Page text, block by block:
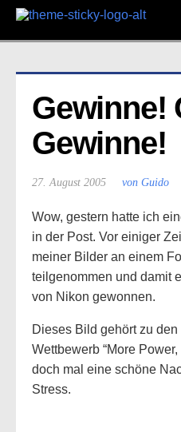
Gewinne!
Gewinne!
27. August 2005 von Guido
Wow, gestern hatte ich
in der Post. Vor einiger
meiner Bilder an einem
teilgenommen und damit
von Nikon gewonnen.
Dieses Bild gehört zu
Wettbewerb “More
doch mal eine schöne
Stress.